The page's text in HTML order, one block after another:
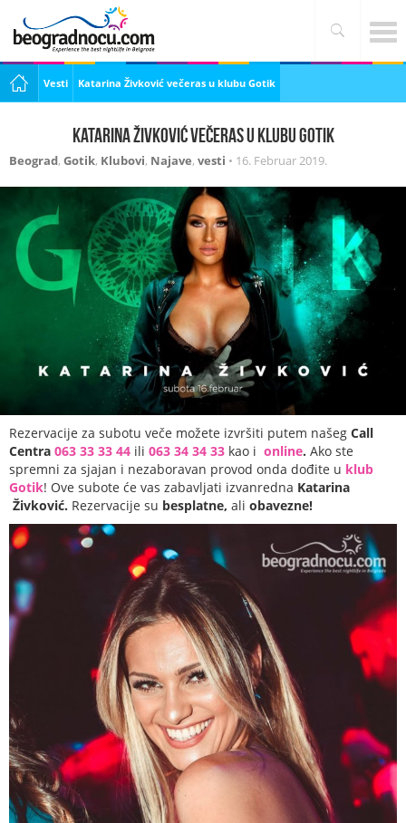
Vesti Katarina Živković večeras u klubu Gotik
Katarina Živković večeras u klubu Gotik
Beograd, Gotik, Klubovi, Najave, vesti • 16. Februar 2019.
Rezervacije za subotu veče možete izvršiti putem našeg Call
Centra 063 33 33 44 ili 063 34 34 33 kao i online. Ako ste
spremni za sjajan i nezaboravan provod onda dođite u klub
Gotik! Ove subote će vas zabavljati izvanredna Katarina
Živković. Rezervacije su besplatne, ali obavezne!